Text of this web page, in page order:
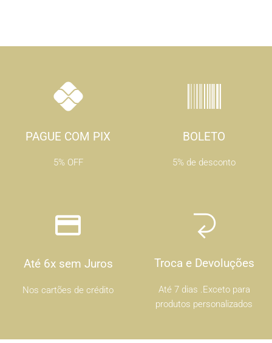
PAGUE COM PIX
5% OFF
BOLETO
5% de desconto
Até 6x sem Juros
Nos cartões de crédito
Troca e Devoluções
Até 7 dias .Exceto para
produtos personalizados